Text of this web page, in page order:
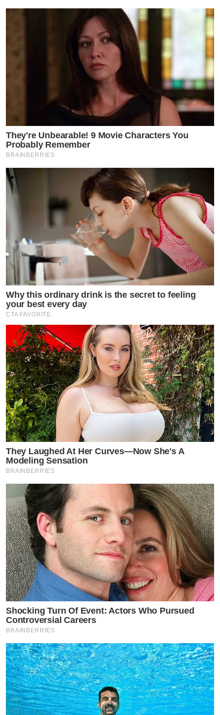
They're Unbearable! 9 Movie Characters You
Probably Remember
BRAINBERRIES
Why this ordinary drink is the secret to feeling
your best every day
CTA FAVORITE
They Laughed At Her Curves—Now She's A
Modeling Sensation
BRAINBERRIES
Shocking Turn Of Event: Actors Who Pursued
Controversial Careers
BRAINBERRIES